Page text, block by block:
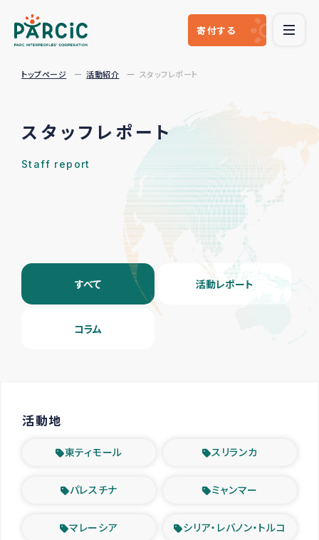
寄付する
トップページ 活動紹介 スタッフレポート
スタッフレポート
Staff report
すべて 活動レポート
コラム
活動地
東ティモール スリランカ
パレスチナ ミャンマー
マレーシア シリア・レバノン・トルコ